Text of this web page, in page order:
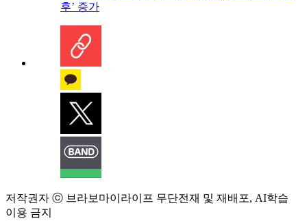
후’ 증가
저작권자 ⓒ 브라보마이라이프 무단전재 및 재배포, AI학습
이용 금지